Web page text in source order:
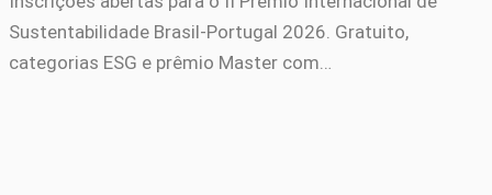
Sustentabilidade Brasil-Portugal 2026. Gratuito,
categorias ESG e prêmio Master com…